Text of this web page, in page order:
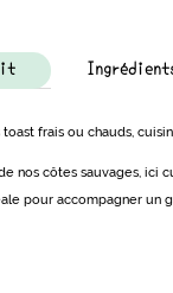
frais ou chauds,
nos côtes sauvages, ici
pour accompagner un